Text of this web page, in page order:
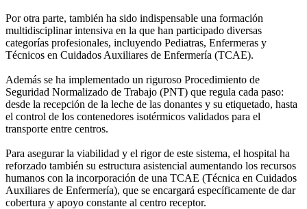
Por otra parte, también ha sido indispensable una formación
multidisciplinar intensiva en la que han participado diversas
categorías profesionales, incluyendo Pediatras, Enfermeras y
Técnicos en Cuidados Auxiliares de Enfermería (TCAE).
Además se ha implementado un riguroso Procedimiento de
Seguridad Normalizado de Trabajo (PNT) que regula cada paso:
desde la recepción de la leche de las donantes y su etiquetado, hasta
el control de los contenedores isotérmicos validados para el
transporte entre centros.
Para asegurar la viabilidad y el rigor de este sistema, el hospital ha
reforzado también su estructura asistencial aumentando los recursos
humanos con la incorporación de una TCAE (Técnica en Cuidados
Auxiliares de Enfermería), que se encargará específicamente de dar
cobertura y apoyo constante al centro receptor.